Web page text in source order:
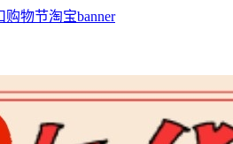
物节淘宝banner